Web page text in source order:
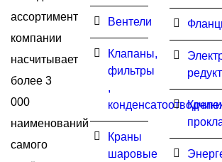
ассортимент
компании
насчитывает
более 3
000
наименований
самого
Вентели
Клапаны,
фильтры
,
конденсатоотводчики
Краны
шаровые